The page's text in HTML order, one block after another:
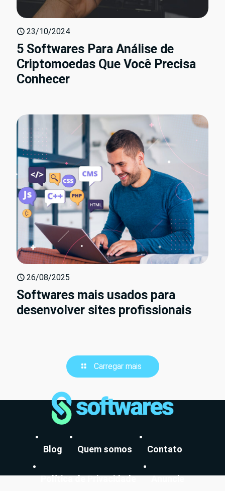
23/10/2024
5 Softwares Para Análise de
Criptomoedas Que Você Precisa
Conhecer
26/08/2025
Softwares mais usados para
desenvolver sites profissionais
Carregar mais
Blog Quem somos Contato
Política de Privacidade Anuncie